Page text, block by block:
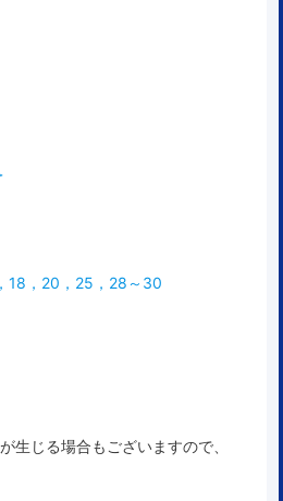
18，20，25，28～30
生じる場合もございますので、